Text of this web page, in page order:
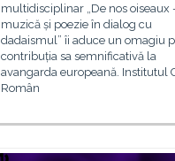
multidisciplinar „De nos oiseaux
muzică și poezie în dialog cu
dadaismul” îi aduce un omagiu
contribuția sa semnificativă la
avangarda europeană. Institutul
Român